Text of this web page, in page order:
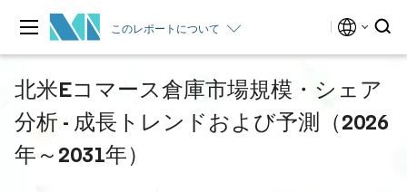
このレポートについて
北米Eコマース倉庫市場規模・シェア
分析 - 成長トレンドおよび予測（2026
年～2031年）